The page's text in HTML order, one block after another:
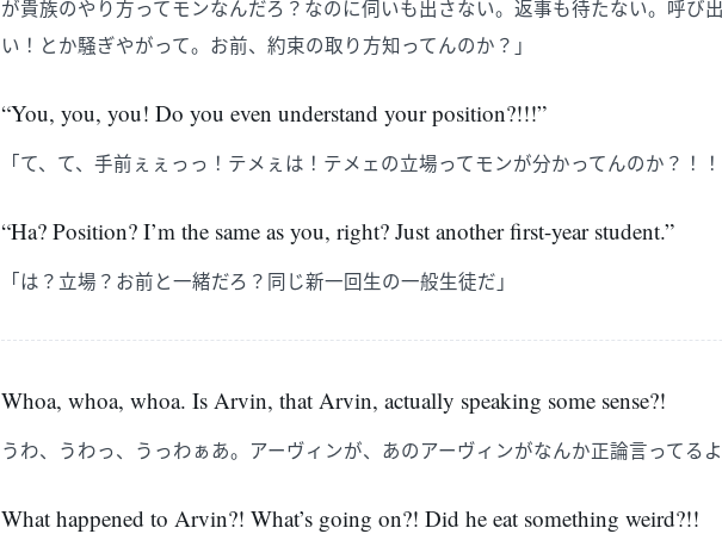
が貴族のやり方ってモンなんだろ？なのに伺いも出さない。返事も待たない。呼び
い！とか騒ぎやがって。お前、約束の取り方知ってんのか？」
“You, you, you! Do you even understand your position?!!!”
「て、て、手前ぇぇっっ！テメぇは！テメェの立場ってモンが分かってんのか？！！
“Ha? Position? I’m the same as you, right? Just another first-year student.”
「は？立場？お前と一緒だろ？同じ新一回生の一般生徒だ」
Whoa, whoa, whoa. Is Arvin, that Arvin, actually speaking some sense?!
うわ、うわっ、うっわぁあ。アーヴィンが、あのアーヴィンがなんか正論言ってるよ
What happened to Arvin?! What’s going on?! Did he eat something weird?!!